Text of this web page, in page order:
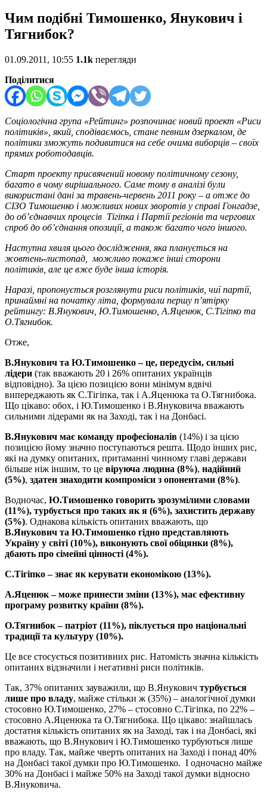
Чим подібні Тимошенко, Янукович і
Тягнибок?
01.09.2011, 10:55 1.1k перегляди
Поділитися
Соціологічна група «Рейтинг» розпочинає новий проект «Риси
політиків», який, сподіваємось, стане певним дзеркалом, де
політики зможуть подивитися на себе очима виборців – своїх
прямих роботодавців.
Старт проекту присвячений новому політичному сезону,
багато в чому вирішального. Саме тому в аналізі були
використані дані за травень-червень 2011 року – а отже до
СІЗО Тимошенко і можливих нових зворотів у справі Гонгадзе,
до об’єднавчих процесів Тігіпка і Партії регіонів та чергових
спроб до об’єднання опозиції, а також багато чого іншого.
Наступна хвиля цього дослідження, яка планується на
жовтень-листопад, можливо покаже інші сторони
політиків, але це вже буде інша історія.
Наразі, пропонується розглянути риси політиків, чиї партії,
принаймні на початку літа, формували першу п’ятірку
рейтингу: В.Янукович, Ю.Тимошенко, А.Яценюк, С.Тігіпко та
О.Тягнибок.
Отже,
В.Янукович та Ю.Тимошенко – це, передусім, сильні
лідери (так вважають 20 і 26% опитаних українців
відповідно). За цією позицією вони мінімум вдвічі
випереджають як С.Тігіпка, так і А.Яценюка та О.Тягнибока.
Що цікаво: обох, і Ю.Тимошенко і В.Януковича вважають
сильними лідерами як на Заході, так і на Донбасі.
В.Янукович має команду професіоналів (14%) і за цією
позицією йому значно поступаються решта. Щодо інших рис,
які на думку опитаних, притаманні чинному главі держави
більше ніж іншим, то це віруюча людина (8%), надійний
(5%), здатен знаходити компроміси з опонентами (8%).
Водночас, Ю.Тимошенко говорить зрозумілими словами
(11%), турбується про таких як я (6%), захистить державу
(5%). Однакова кількість опитаних вважають, що
В.Янукович та Ю.Тимошенко гідно представляють
Україну у світі (10%), виконують свої обіцянки (8%),
дбають про сімейні цінності (4%).
С.Тігіпко – знає як керувати економікою (13%).
А.Яценюк – може принести зміни (13%), має ефективну
програму розвитку країни (8%).
О.Тягнибок – патріот (11%), піклується про національні
традиції та культуру (10%).
Це все стосується позитивних рис. Натомість значна кількість
опитаних відзначили і негативні риси політиків.
Так, 37% опитаних зауважили, що В.Янукович турбується
лише про владу, майже стільки ж (35%) – аналогічної думки
стосовно Ю.Тимошенко, 27% – стосовно С.Тігіпка, по 22% –
стосовно А.Яценюка та О.Тягнибока. Що цікаво: знайшлась
достатня кількість опитаних як на Заході, так і на Донбасі, які
вважають, що В.Янукович і Ю.Тимошенко турбуються лише
про владу. Так, майже чверть опитаних на Заході і понад 40%
на Донбасі такої думки про Ю.Тимошенко. І одночасно майже
30% на Донбасі і майже 50% на Заході такої думки відносно
В.Януковича.